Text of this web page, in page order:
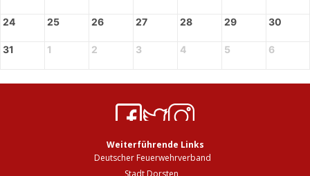
24 25 26 27 28 29 30
31 1 2 3 4 5 6
Weiterführende Links
Deutscher Feuerwehrverband
Stadt Dorsten